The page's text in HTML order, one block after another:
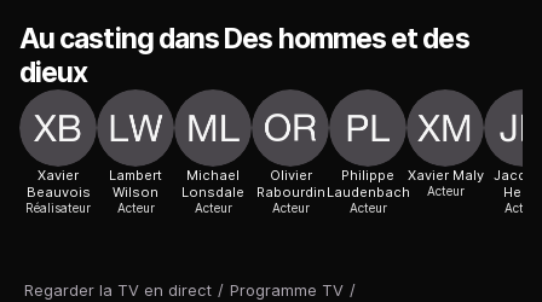
Regarder la TV en direct / Programme TV /
Au casting dans Des hommes et des
dieux
Xavier
Beauvois
Réalisateur
Lambert
Wilson
Acteur
Michael
Lonsdale
Acteur
Olivier
Rabourdin
Acteur
Philippe
Laudenbach
Acteur
Xavier Maly
Acteur
Herlin
Acteur